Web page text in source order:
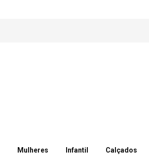
Mulheres Infantil Calçados